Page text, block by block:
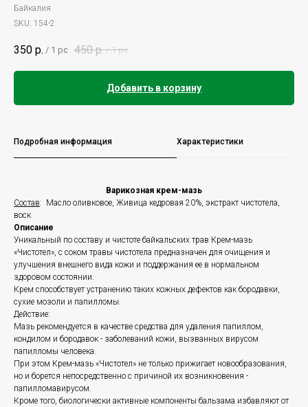
Байкалия
SKU: 154-2
350 р. / 1 pc 450 р. / 1 pc
Добавить в корзину
Подробная информация Характеристики
Варикозная крем-мазь
Состав: Масло оливковое, Живица кедровая 20%, экстракт чистотела,
воск
Описание
Уникальный по составу и чистоте байкальских трав Крем-мазь
«Чистотел», с соком травы чистотела предназначен для очищения и
улучшения внешнего вида кожи и поддержания ее в нормальном
здоровом состоянии.
Крем способствует устранению таких кожных дефектов как бородавки,
сухие мозоли и папилломы.
Действие:
Мазь рекомендуется в качестве средства для удаления папиллом,
кондилом и бородавок - заболеваний кожи, вызванных вирусом
папилломы человека.
При этом Крем-мазь «Чистотел» не только прижигает новообразования,
но и борется непосредственно с причиной их возникновения -
папилломавирусом.
Кроме того, биологически активные компоненты бальзама избавляют от